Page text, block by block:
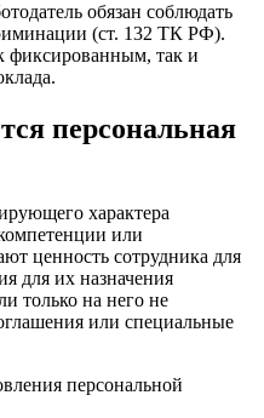
обязан соблюдать
(ст. 132 ТК РФ).
фиксированным, так и
персональная
характера
или
ценность сотрудника для
для их назначения
только на него не
или специальные
персональной